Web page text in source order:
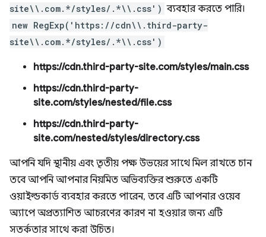
site\\.com.*/styles/.*\\.css') ব্যবহার করতে পারি।
new RegExp('https://cdn\\.third-party-
site\\.com.*/styles/.*\\.css')
https://cdn.third-party-site.com/styles/main.css
https://cdn.third-party-
site.com/styles/nested/file.css
https://cdn.third-party-
site.com/nested/styles/directory.css
আপনি যদি স্থানীয় এবং তৃতীয় পক্ষ উভয়ের সাথে মিল রাখতে চান
তবে আপনি আপনার নিয়মিত অভিব্যক্তির শুরুতে একটি
ওয়াইল্ডকার্ড ব্যবহার করতে পারেন, তবে এটি আপনার ওয়েব
অ্যাপে অপ্রত্যাশিত আচরণের কারণ না হওয়ার জন্য এটি
সতর্কতার সাথে করা উচিত।